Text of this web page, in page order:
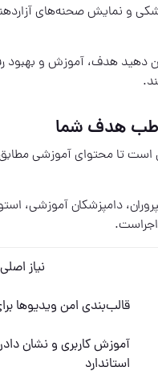
و نمایش صحنه‌های
دهید هدف، آموزش و
هدف شما
است تا محتوای آموزشی
دامپزشکان آموزشی،
اجراست.
نیاز اصلی
قالب‌بندی امن ویدیوها
آموزش کاربری و نشان
استاندارد